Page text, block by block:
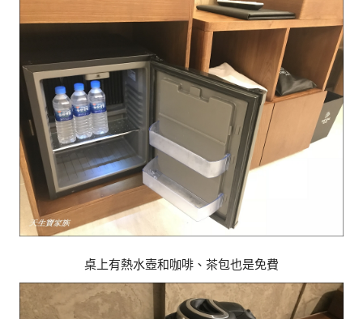
桌上有熱水壺和咖啡、茶包也是免費